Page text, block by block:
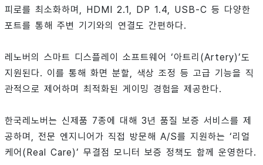
피로를 최소화하며, HDMI 2.1, DP 1.4, USB-C 등 다양한
포트를 통해 주변 기기와의 연결도 간편하다.
레노버의 스마트 디스플레이 소프트웨어 ‘아트리(Artery)’도
지원된다. 이를 통해 화면 분할, 색상 조정 등 고급 기능을 직
관적으로 제어하며 최적화된 게이밍 경험을 제공한다.
한국레노버는 신제품 7종에 대해 3년 품질 보증 서비스를 제
공하며, 전문 엔지니어가 직접 방문해 A/S를 지원하는 ‘리얼
케어(Real Care)’ 무결점 모니터 보증 정책도 함께 운영한다.